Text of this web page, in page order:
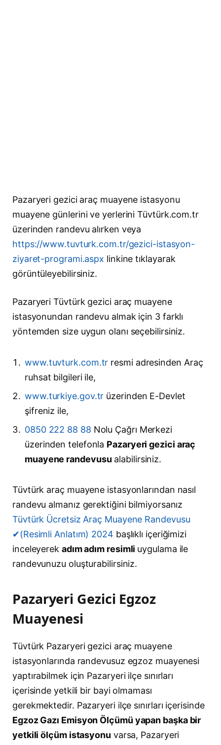
Pazaryeri gezici araç muayene istasyonu
muayene günlerini ve yerlerini Tüvtürk.com.tr
üzerinden randevu alırken veya
https://www.tuvturk.com.tr/gezici-istasyon-
ziyaret-programi.aspx linkine tıklayarak
görüntüleyebilirsiniz.
Pazaryeri Tüvtürk gezici araç muayene
istasyonundan randevu almak için 3 farklı
yöntemden size uygun olanı seçebilirsiniz.
www.tuvturk.com.tr resmi adresinden Araç
ruhsat bilgileri ile,
www.turkiye.gov.tr üzerinden E-Devlet
şifreniz ile,
0850 222 88 88 Nolu Çağrı Merkezi
üzerinden telefonla Pazaryeri gezici araç
muayene randevusu alabilirsiniz.
Tüvtürk araç muayene istasyonlarından nasıl
randevu almanız gerektiğini bilmiyorsanız
Tüvtürk Ücretsiz Araç Muayene Randevusu
✔(Resimli Anlatım) 2024 başlıklı içeriğimizi
inceleyerek adım adım resimli uygulama ile
randevunuzu oluşturabilirsiniz.
Pazaryeri Gezici Egzoz
Muayenesi
Tüvtürk Pazaryeri gezici araç muayene
istasyonlarında randevusuz egzoz muayenesi
yaptırabilmek için Pazaryeri ilçe sınırları
içerisinde yetkili bir bayi olmaması
gerekmektedir. Pazaryeri ilçe sınırları içerisinde
Egzoz Gazı Emisyon Ölçümü yapan başka bir
yetkili ölçüm istasyonu varsa, Pazaryeri